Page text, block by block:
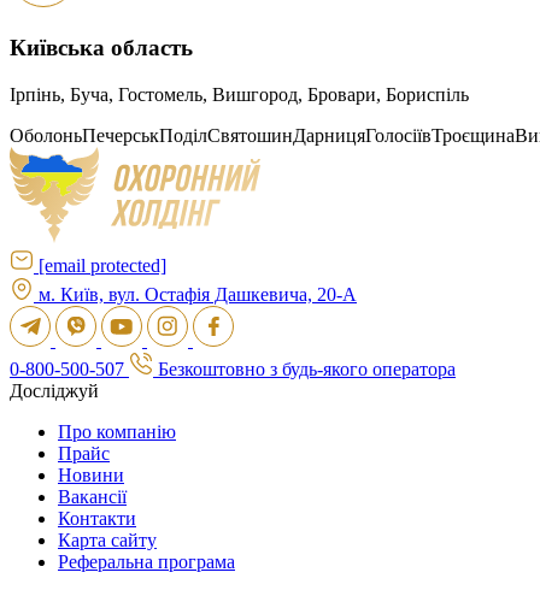
Київська область
Ірпінь, Буча, Гостомель, Вишгород, Бровари, Бориспіль
ОболоньПечерськПоділСвятошинДарницяГолосіївТроєщина
[email protected]
м. Київ, вул. Остафія Дашкевича, 20-А
0-800-500-507
Безкоштовно з будь-якого оператора
Досліджуй
Про компанію
Прайс
Новини
Вакансії
Контакти
Карта сайту
Реферальна програма